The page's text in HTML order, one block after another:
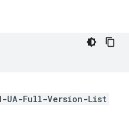
UA-Full-Version-List